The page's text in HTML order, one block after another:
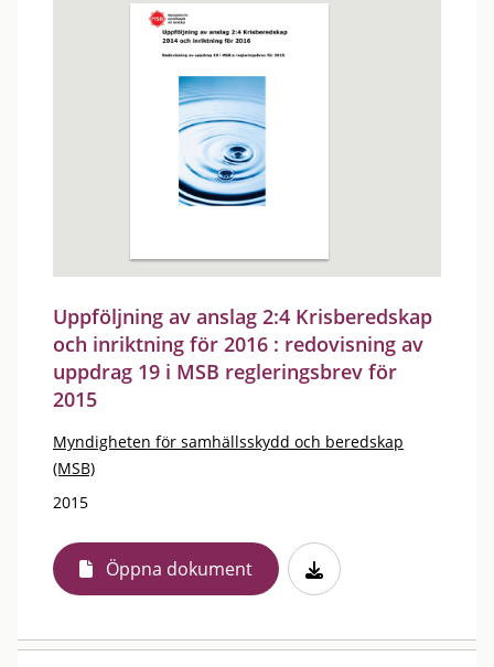
Uppföljning av anslag 2:4 Krisberedskap
och inriktning för 2016 : redovisning av
uppdrag 19 i MSB regleringsbrev för
2015
Myndigheten för samhällsskydd och beredskap
(MSB)
2015
Öppna dokument